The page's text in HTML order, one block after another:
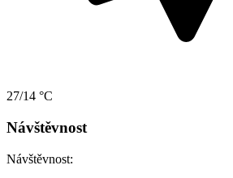
27/14 °C
Návštěvnost
Návštěvnost: